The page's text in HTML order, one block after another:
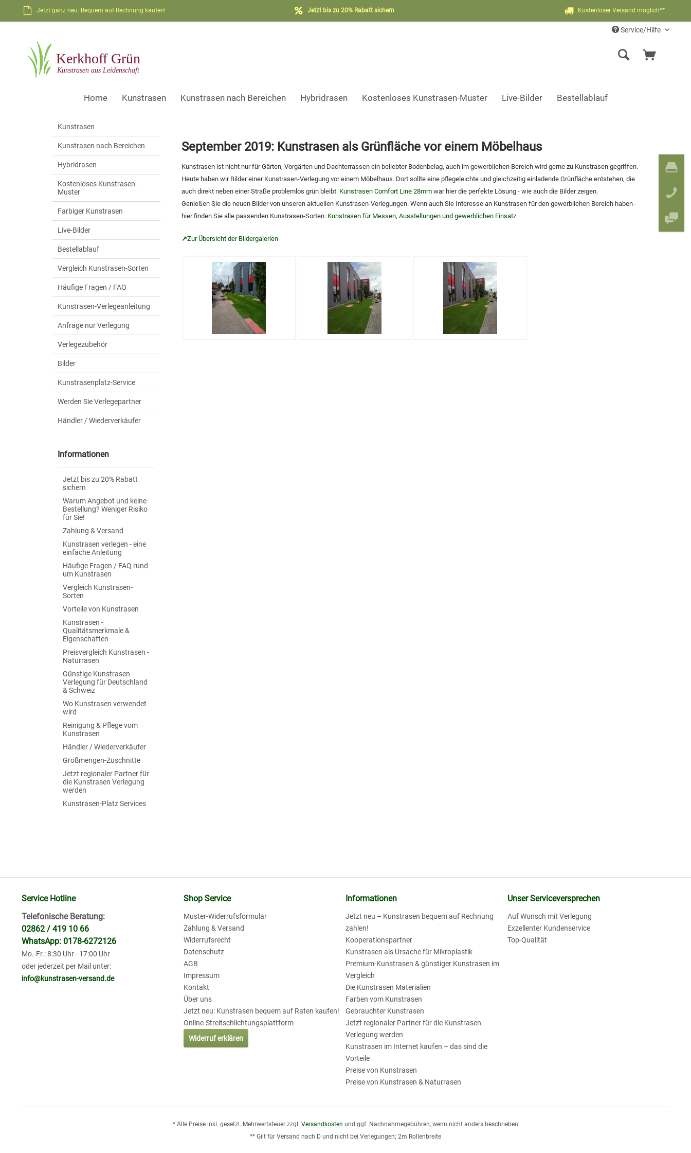
Jetzt ganz neu: Bequem auf Rechnung kaufen! Jetzt bis zu 20% Rabatt sichern Kostenloser Versand möglich**
Service/Hilfe
Home Kunstrasen Kunstrasen nach Bereichen Hybridrasen Kostenloses Kunstrasen-Muster Live-Bilder Bestellablauf
Kunstrasen
Kunstrasen nach Bereichen
Hybridrasen
Kostenloses Kunstrasen-
Muster
Farbiger Kunstrasen
Live-Bilder
Bestellablauf
Vergleich Kunstrasen-Sorten
Häufige Fragen / FAQ
Kunstrasen-Verlegeanleitung
Anfrage nur Verlegung
Verlegezubehör
Bilder
Kunstrasenplatz-Service
Werden Sie Verlegepartner
Händler / Wiederverkäufer
Informationen
Jetzt bis zu 20% Rabatt
sichern
Warum Angebot und keine
Bestellung? Weniger Risiko
für Sie!
Zahlung & Versand
Kunstrasen verlegen - eine
einfache Anleitung
Häufige Fragen / FAQ rund
um Kunstrasen
Vergleich Kunstrasen-
Sorten
Vorteile von Kunstrasen
Kunstrasen -
Qualitätsmerkmale &
Eigenschaften
Preisvergleich Kunstrasen -
Naturrasen
Günstige Kunstrasen-
Verlegung für Deutschland
& Schweiz
Wo Kunstrasen verwendet
wird
Reinigung & Pflege vom
Kunstrasen
Händler / Wiederverkäufer
Großmengen-Zuschnitte
Jetzt regionaler Partner für
die Kunstrasen Verlegung
werden
Kunstrasen-Platz Services
September 2019: Kunstrasen als Grünfläche vor einem Möbelhaus
Kunstrasen ist nicht nur für Gärten, Vorgärten und Dachterrassen ein beliebter Bodenbelag, auch im gewerblichen Bereich wird gerne zu Kunstrasen gegriffen.
Heute haben wir Bilder einer Kunstrasen-Verlegung vor einem Möbelhaus. Dort sollte eine pflegeleichte und gleichzeitig einladende Grünfläche entstehen, die
auch direkt neben einer Straße problemlos grün bleibt. Kunstrasen Comfort Line 28mm war hier die perfekte Lösung - wie auch die Bilder zeigen.
Genießen Sie die neuen Bilder von unseren aktuellen Kunstrasen-Verlegungen. Wenn auch Sie Interesse an Kunstrasen für den gewerblichen Bereich haben -
hier finden Sie alle passenden Kunstrasen-Sorten: Kunstrasen für Messen, Ausstellungen und gewerblichen Einsatz
↗Zur Übersicht der Bildergalerien
Service Hotline
Telefonische Beratung:
02862 / 419 10 66
WhatsApp: 0178-6272126
Mo.-Fr.: 8:30 Uhr - 17:00 Uhr
oder jederzeit per Mail unter:
info@kunstrasen-versand.de
Shop Service
Muster-Widerrufsformular
Zahlung & Versand
Widerrufsrecht
Datenschutz
AGB
Impressum
Kontakt
Über uns
Jetzt neu: Kunstrasen bequem auf Raten kaufen!
Online-Streitschlichtungsplattform
Widerruf erklären
Informationen
Jetzt neu – Kunstrasen bequem auf Rechnung
zahlen!
Kooperationspartner
Kunstrasen als Ursache für Mikroplastik
Premium-Kunstrasen & günstiger Kunstrasen im
Vergleich
Die Kunstrasen Materialien
Farben vom Kunstrasen
Gebrauchter Kunstrasen
Jetzt regionaler Partner für die Kunstrasen
Verlegung werden
Kunstrasen im Internet kaufen – das sind die
Vorteile
Preise von Kunstrasen
Preise von Kunstrasen & Naturrasen
Unser Serviceversprechen
Auf Wunsch mit Verlegung
Exzellenter Kundenservice
Top-Qualität
* Alle Preise inkl. gesetzl. Mehrwertsteuer zzgl. Versandkosten und ggf. Nachnahmegebühren, wenn nicht anders beschrieben
** Gilt für Versand nach D und nicht bei Verlegungen; 2m Rollenbreite